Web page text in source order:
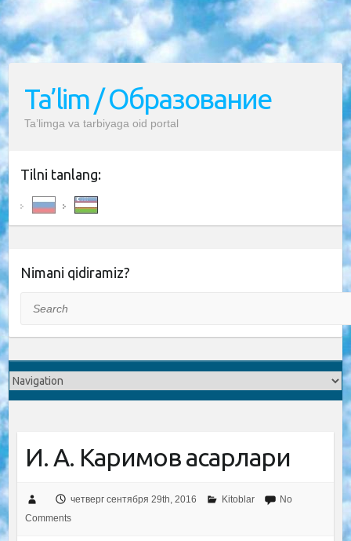
Ta’lim / Образование
Ta’limga va tarbiyaga oid portal
Tilni tanlang:
Nimani qidiramiz?
И. А. Каримов асарлари
четверг сентября 29th, 2016 Kitoblar
No
Comments